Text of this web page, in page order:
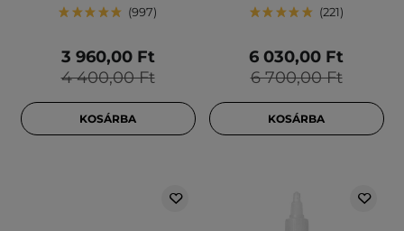
997
4 400,00 Ft
3 960,00 Ft
KOSÁRBA
221
6 700,00 Ft
6 030,00 Ft
KOSÁRBA